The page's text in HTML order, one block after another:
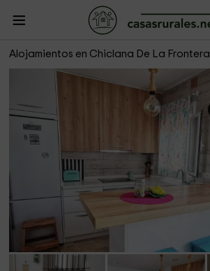
Alojamientos en Chiclana De La Frontera
Apartamento Aguamarina con terraza